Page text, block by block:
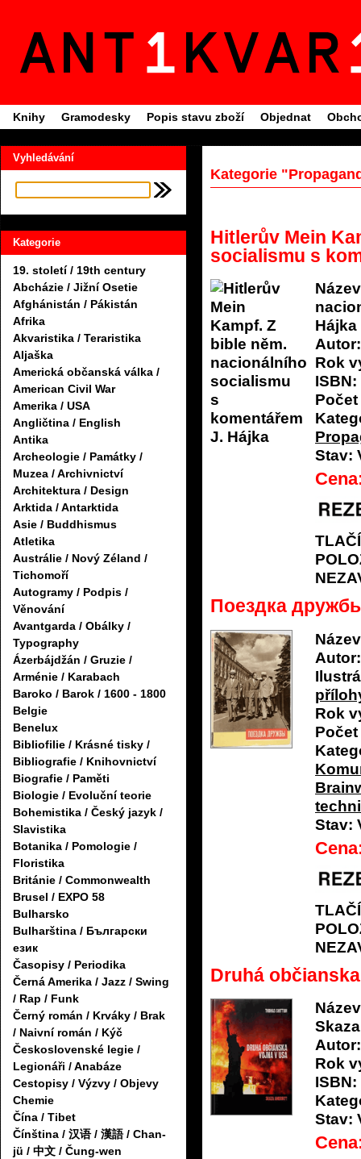
Knihy Gramodesky Popis stavu zboží Objednat
Vyhledávání
Kategorie
19. století / 19th century
Abcházie / Jižní Osetie
Afghánistán / Pákistán
Afrika
Akvaristika / Teraristika
Aljaška
Americká občanská válka /
American Civil War
Amerika / USA
Angličtina / English
Antika
Archeologie / Památky /
Muzea / Archivnictví
Architektura / Design
Arktida / Antarktida
Asie / Buddhismus
Atletika
Austrálie / Nový Zéland /
Tichomoří
Autogramy / Podpis /
Věnování
Avantgarda / Obálky /
Typography
Ázerbájdžán / Gruzie /
Arménie / Karabach
Baroko / Barok / 1600 - 1800
Belgie
Benelux
Bibliofilie / Krásné tisky /
Bibliografie / Knihovnictví
Biografie / Paměti
Biologie / Evoluční teorie
Bohemistika / Český jazyk /
Slavistika
Botanika / Pomologie /
Floristika
Británie / Commonwealth
Brusel / EXPO 58
Bulharsko
Bulharština / Български
език
Časopisy / Periodika
Černá Amerika / Jazz / Swing
/ Rap / Funk
Černý román / Krváky / Brak
/ Naivní román / Kýč
Československé legie /
Legionáři / Anabáze
Cestopisy / Výzvy / Objevy
Chemie
Čína / Tibet
Čínština / 汉语 / 漢語 / Chan-
jü / 中文 / Čung-wen
Kategorie
Hitlerův Mein
socialismu s
Hájka
Autor:
Rok
ISBN:
Stav:
Поездка
Autor:
Rok
Stav:
Druhá
Autor:
Rok
ISBN:
Stav: